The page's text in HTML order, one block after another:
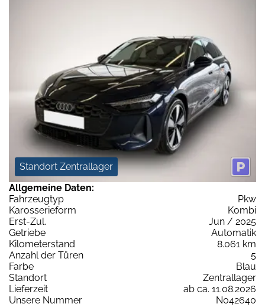
Standort Zentrallager
Allgemeine Daten:
Fahrzeugtyp
Pkw
Karosserieform
Kombi
Erst-Zul.
Jun / 2025
Getriebe
Automatik
Kilometerstand
8.061 km
Anzahl der Türen
5
Farbe
Blau
Standort
Zentrallager
Lieferzeit
ab ca. 11.08.2026
Unsere Nummer
N042640